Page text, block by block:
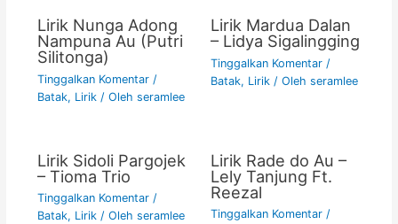
Lirik Nunga Adong
Nampuna Au (Putri
Silitonga)
Tinggalkan Komentar /
Batak, Lirik/ Oleh seramlee
Lirik Mardua Dalan
– Lidya Sigalingging
Tinggalkan Komentar /
Batak, Lirik/ Oleh seramlee
Lirik Sidoli Pargojek
– Tioma Trio
Tinggalkan Komentar /
Batak, Lirik/ Oleh seramlee
Lirik Rade do Au –
Lely Tanjung Ft.
Reezal
Tinggalkan Komentar /